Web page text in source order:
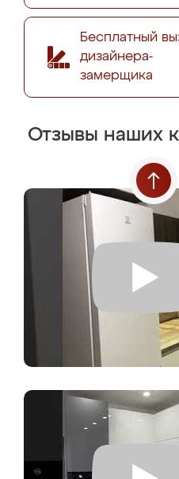
Бесплатный
дизайнера-
замерщика
Отзывы наших